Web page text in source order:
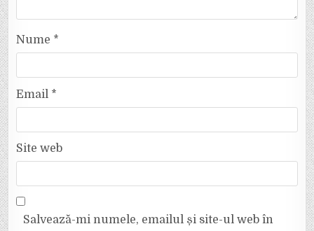
Nume *
Email *
Site web
Salvează-mi numele, emailul și site-ul web în